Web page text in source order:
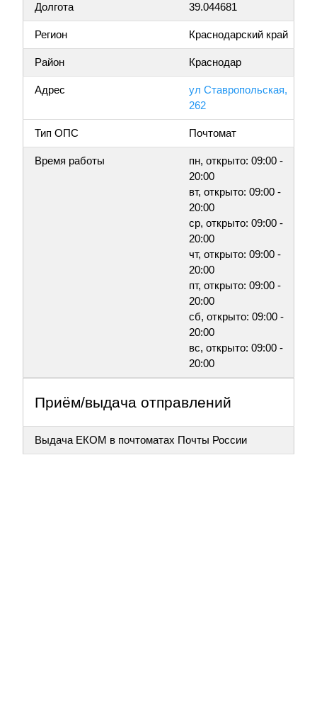
Долгота 39.044681
Регион Краснодарский край
Район Краснодар
Адрес
ул Ставропольская,
262
Тип ОПС Почтомат
Время работы
пн, открыто: 09:00 -
20:00
вт, открыто: 09:00 -
20:00
ср, открыто: 09:00 -
20:00
чт, открыто: 09:00 -
20:00
пт, открыто: 09:00 -
20:00
сб, открыто: 09:00 -
20:00
вс, открыто: 09:00 -
20:00
Приём/выдача отправлений
Выдача ЕКОМ в почтоматах Почты России